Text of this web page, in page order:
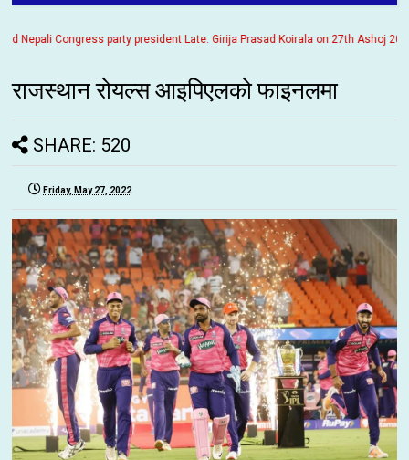
Congress party president Late. Girija Prasad Koirala on 27th Ashoj
राजस्थान रोयल्स आइपिएलको फाइनलमा
SHARE: 520
Friday, May 27, 2022